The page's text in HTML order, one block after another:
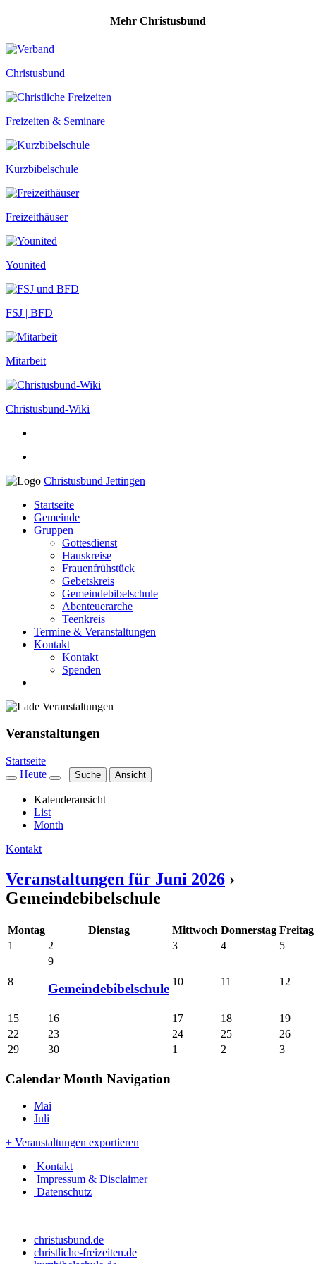
Mehr Christusbund
Christusbund
Freizeiten & Seminare
Kurzbibelschule
Freizeithäuser
Younited
FSJ | BFD
Mitarbeit
Christusbund-Wiki
Christusbund Jettingen
Startseite
Gemeinde
Gruppen
Gottesdienst
Hauskreise
Frauenfrühstück
Gebetskreis
Gemeindebibelschule
Abenteuerarche
Teenkreis
Termine & Veranstaltungen
Kontakt
Kontakt
Spenden
Veranstaltungen
Startseite
Heute
Suche Ansicht
Kalenderansicht
List
Month
Kontakt
Veranstaltungen für Juni 2026 ›
Gemeindebibelschule
Montag Dienstag Mittwoch Donnerstag Freitag
1
2 3 4 5
8
9
Gemeindebibelschule 10 11 12
15 16 17 18
19
22
23 24 25
26
29
30 1 2 3
Calendar Month Navigation
Mai
Juli
+ Veranstaltungen exportieren
Kontakt
Impressum & Disclaimer
Datenschutz
christusbund.de
christliche-freizeiten.de